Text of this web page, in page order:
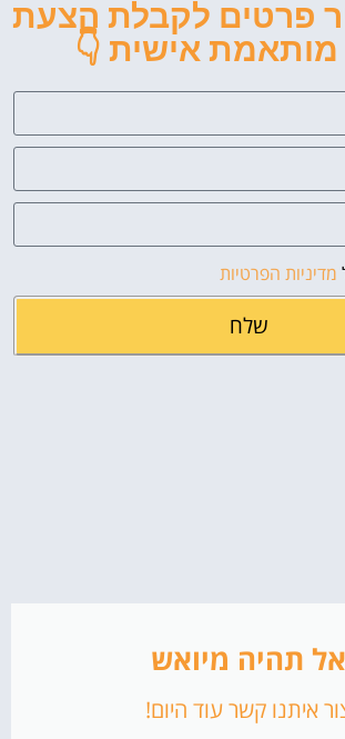
פרטים לקבלת הצעת
מותאמת אישית 👇
מדיניות הפרטיות
שלח
אל תהיה מיואש
איתנו קשר עוד היום!